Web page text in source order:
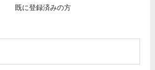
既に登録済みの方